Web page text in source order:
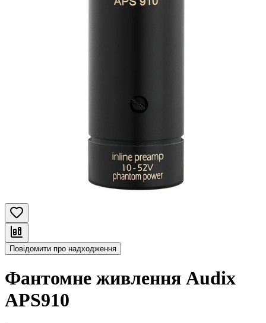
Повідомити про надходження
Фантомне живлення Audix
APS910